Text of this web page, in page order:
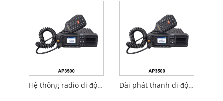
Hệ thống radio di động kỹ thuật số Đài phát thanh di động kỹ thuật số DMR